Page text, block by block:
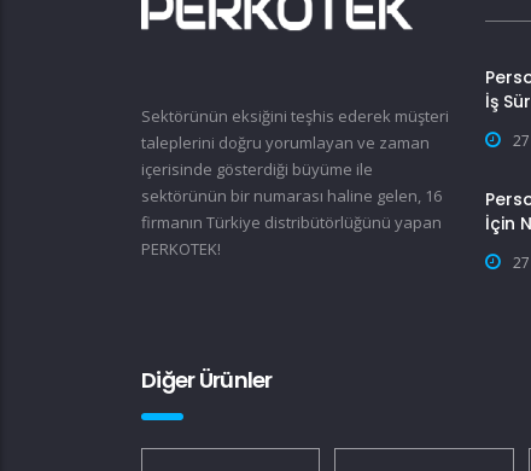
Sektörünün eksiğini teşhis ederek müşteri
taleplerini doğru yorumlayan ve zaman
içerisinde gösterdiği büyüme ile
sektörünün bir numarası haline gelen, 16
firmanın Türkiye distribütörlüğünü yapan
PERKOTEK!
İş
İçin
Diğer Ürünler